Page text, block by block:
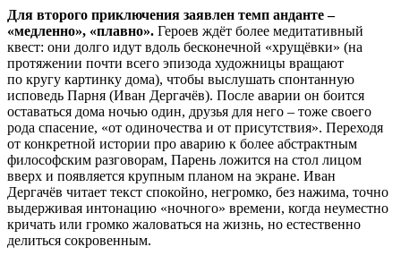
Для второго приключения заявлен темп анданте –
«медленно», «плавно». Героев ждёт более медитативный
квест: они долго идут вдоль бесконечной «хрущёвки» (на
протяжении почти всего эпизода художницы вращают
по кругу картинку дома), чтобы выслушать спонтанную
исповедь Парня (Иван Дергачёв). После аварии он боится
оставаться дома ночью один, друзья для него – тоже своего
рода спасение, «от одиночества и от присутствия». Переходя
от конкретной истории про аварию к более абстрактным
философским разговорам, Парень ложится на стол лицом
вверх и появляется крупным планом на экране. Иван
Дергачёв читает текст спокойно, негромко, без нажима, точно
выдерживая интонацию «ночного» времени, когда неуместно
кричать или громко жаловаться на жизнь, но естественно
делиться сокровенным.